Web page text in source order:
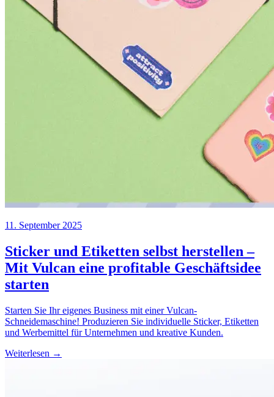
11. September 2025
Sticker und Etiketten selbst herstellen –
Mit Vulcan eine profitable Geschäftsidee
starten
Starten Sie Ihr eigenes Business mit einer Vulcan-
Schneidemaschine! Produzieren Sie individuelle Sticker, Etiketten
und Werbemittel für Unternehmen und kreative Kunden.
Weiterlesen →